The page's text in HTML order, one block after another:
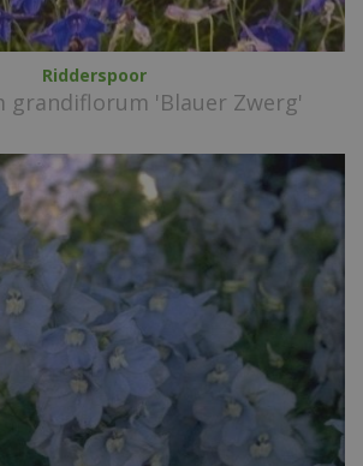
Ridderspoor
grandiflorum 'Blauer Zwerg'